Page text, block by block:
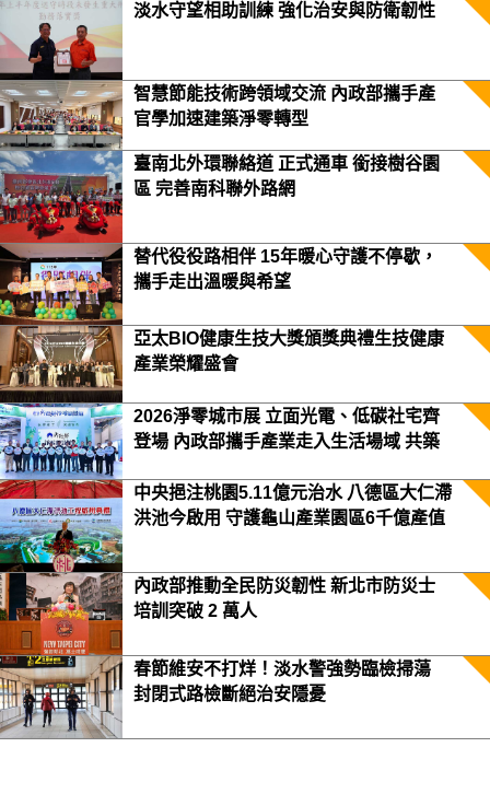
淡水守望相助訓練 強化治安與防衛韌性
智慧節能技術跨領域交流 內政部攜手產
官學加速建築淨零轉型
臺南北外環聯絡道 正式通車 銜接樹谷園
區 完善南科聯外路網
替代役役路相伴 15年暖心守護不停歇，
攜手走出溫暖與希望
亞太BIO健康生技大獎頒獎典禮生技健康
產業榮耀盛會
2026淨零城市展 立面光電、低碳社宅齊
登場 內政部攜手產業走入生活場域 共築
中央挹注桃園5.11億元治水 八德區大仁滯
洪池今啟用 守護龜山產業園區6千億產值
內政部推動全民防災韌性 新北市防災士
培訓突破 2 萬人
春節維安不打烊！淡水警強勢臨檢掃蕩
封閉式路檢斷絕治安隱憂